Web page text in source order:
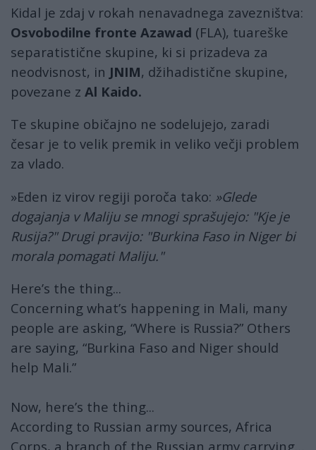
Kidal je zdaj v rokah nenavadnega zavezništva:
Osvobodilne fronte Azawad (FLA), tuareške
separatistične skupine, ki si prizadeva za
neodvisnost, in JNIM, džihadistične skupine,
povezane z Al Kaido.
Te skupine običajno ne sodelujejo, zaradi
česar je to velik premik in veliko večji problem
za vlado.
»Eden iz virov regiji poroča tako: »Glede
dogajanja v Maliju se mnogi sprašujejo: "Kje je
Rusija?" Drugi pravijo: "Burkina Faso in Niger bi
morala pomagati Maliju."
Here’s the thing...
Concerning what’s happening in Mali, many
people are asking, “Where is Russia?” Others
are saying, “Burkina Faso and Niger should
help Mali.”
Now, here’s the thing...
According to Russian army sources, Africa
Corps, a branch of the Russian army carrying…